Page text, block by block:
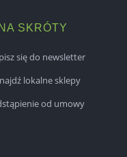
NA SKRÓTY
się do newsletter
lokalne sklepy
od umowy